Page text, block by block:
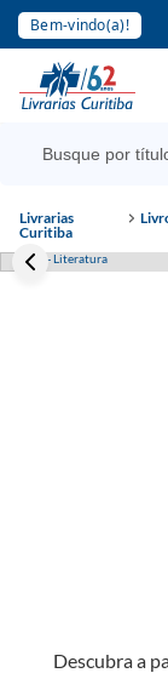
Bem-vindo(a)!
Livrarias
Curitiba
Descubra a